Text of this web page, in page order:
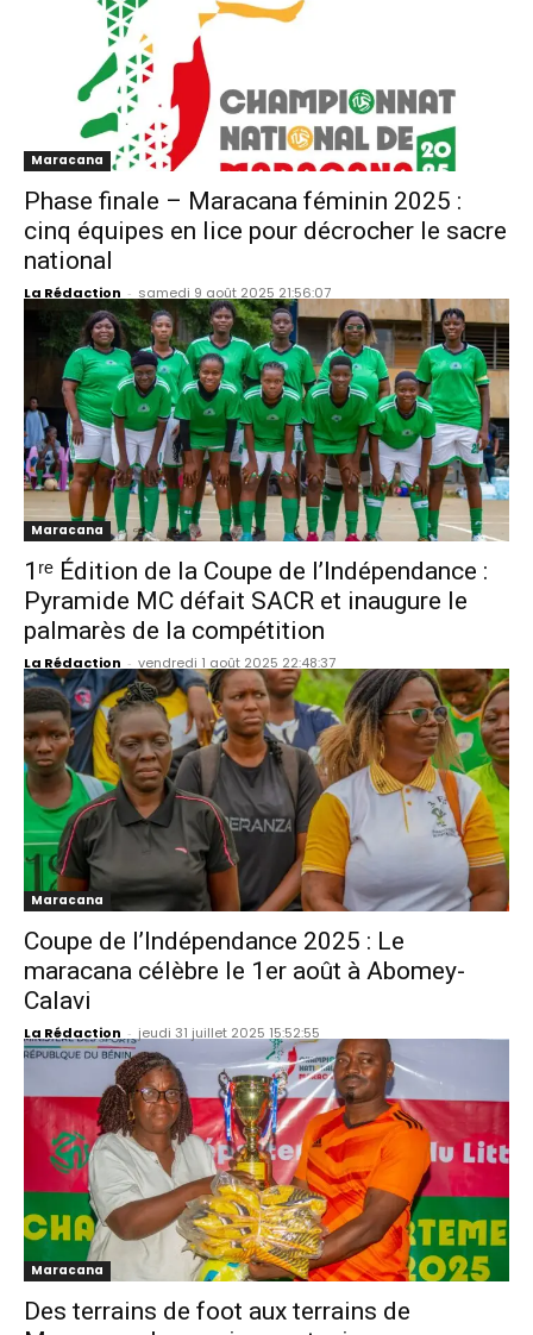
Maracana
Phase finale – Maracana féminin 2025 :
cinq équipes en lice pour décrocher le sacre
national
La Rédaction - samedi 9 août 2025 21:56:07
Maracana
1ʳᵉ Édition de la Coupe de l’Indépendance :
Pyramide MC défait SACR et inaugure le
palmarès de la compétition
La Rédaction - vendredi 1 août 2025 22:48:37
Maracana
Coupe de l’Indépendance 2025 : Le
maracana célèbre le 1er août à Abomey-
Calavi
La Rédaction - jeudi 31 juillet 2025 15:52:55
Maracana
Des terrains de foot aux terrains de